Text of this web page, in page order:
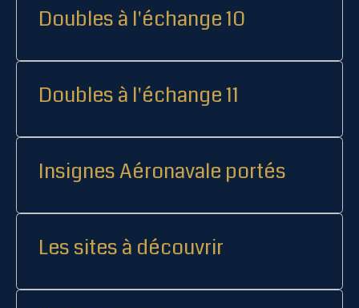
Doubles à l'échange 10
Doubles à l'échange 11
Insignes Aéronavale portés
Les sites à découvrir